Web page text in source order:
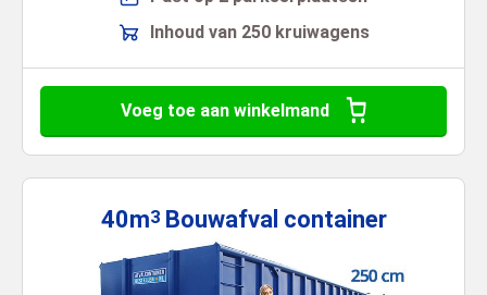
Inhoud van 250 kruiwagens
Voeg toe aan winkelmand
40m3 Bouwafval container